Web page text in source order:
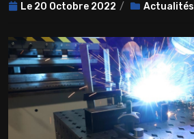
Le 20 Octobre 2022 Actualités